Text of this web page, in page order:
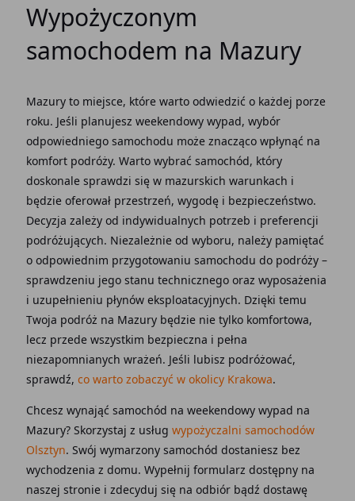
Wypożyczonym
samochodem na Mazury
Mazury to miejsce, które warto odwiedzić o każdej porze
roku. Jeśli planujesz weekendowy wypad, wybór
odpowiedniego samochodu może znacząco wpłynąć na
komfort podróży. Warto wybrać samochód, który
doskonale sprawdzi się w mazurskich warunkach i
będzie oferował przestrzeń, wygodę i bezpieczeństwo.
Decyzja zależy od indywidualnych potrzeb i preferencji
podróżujących. Niezależnie od wyboru, należy pamiętać
o odpowiednim przygotowaniu samochodu do podróży –
sprawdzeniu jego stanu technicznego oraz wyposażenia
i uzupełnieniu płynów eksploatacyjnych. Dzięki temu
Twoja podróż na Mazury będzie nie tylko komfortowa,
lecz przede wszystkim bezpieczna i pełna
niezapomnianych wrażeń. Jeśli lubisz podróżować,
sprawdź, co warto zobaczyć w okolicy Krakowa.
Chcesz wynająć samochód na weekendowy wypad na
Mazury? Skorzystaj z usług wypożyczalni samochodów
Olsztyn. Swój wymarzony samochód dostaniesz bez
wychodzenia z domu. Wypełnij formularz dostępny na
naszej stronie i zdecyduj się na odbiór bądź dostawę